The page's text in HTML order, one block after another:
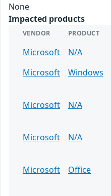
None
Impacted products
VENDOR PRODUCT
Microsoft N/A
Microsoft
Windows
Microsoft
N/A
Microsoft
N/A
Microsoft
Office